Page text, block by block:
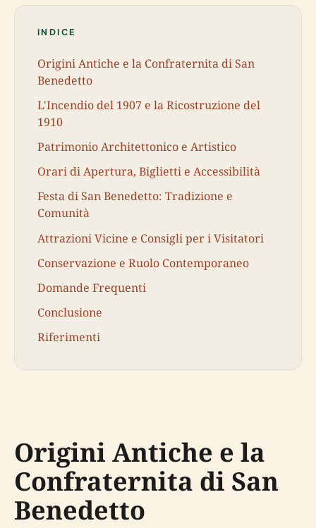
INDICE
Origini Antiche e la Confraternita di San
Benedetto
L'Incendio del 1907 e la Ricostruzione del
1910
Patrimonio Architettonico e Artistico
Orari di Apertura, Biglietti e Accessibilità
Festa di San Benedetto: Tradizione e
Comunità
Attrazioni Vicine e Consigli per i Visitatori
Conservazione e Ruolo Contemporaneo
Domande Frequenti
Conclusione
Riferimenti
Origini Antiche e la
Confraternita di San
Benedetto